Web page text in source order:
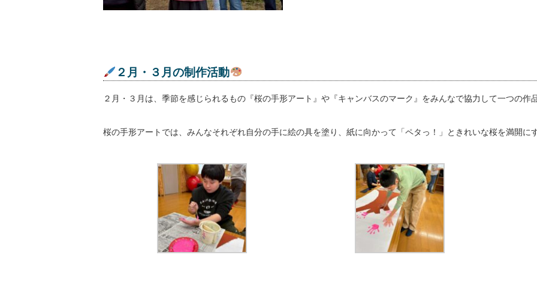
２月・３月の制作活動
２月・３月は、季節を感じられるもの『桜の手形アート』や『キャンバスのマーク』をみんなで協力して一つの作
桜の手形アートでは、みんなそれぞれ自分の手に絵の具を塗り、紙に向かって「ペタっ！」ときれいな桜を満開に